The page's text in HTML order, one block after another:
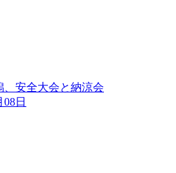
安全大会と納涼会
08日